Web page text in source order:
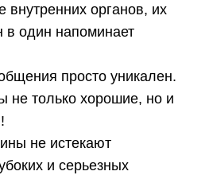
внутренних органов, их
в один напоминает
просто уникален.
не только хорошие, но и
не истекают
и серьезных